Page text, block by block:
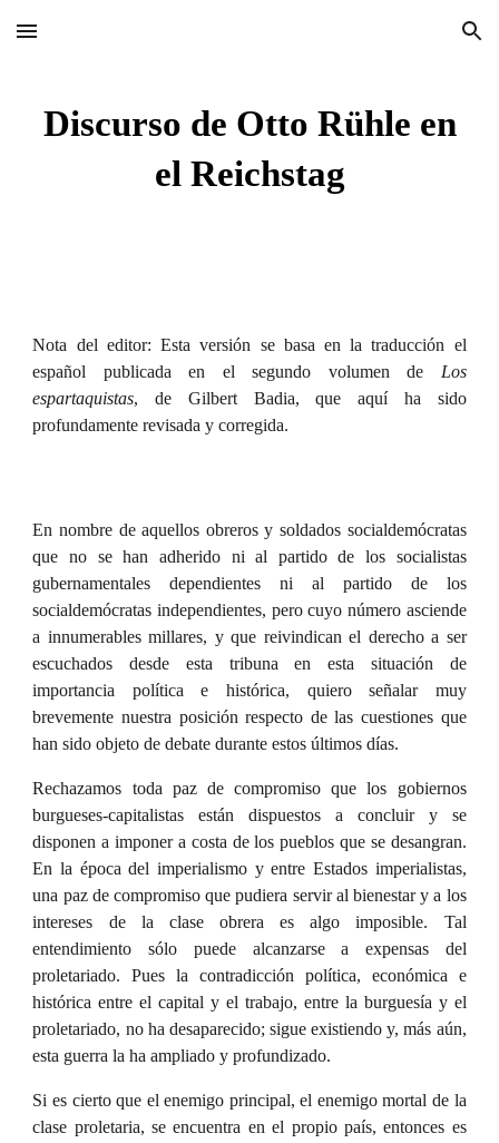
Skip to main content Skip to navigation
Discurso de Otto Rühle en
el Reichstag
Nota del editor: Esta versión se basa en la traducción el
español publicada en el segundo volumen de Los
espartaquistas, de Gilbert Badia, que aquí ha sido
profundamente revisada y corregida.
En nombre de aquellos obreros y soldados socialdemócratas
que no se han adherido ni al partido de los socialistas
gubernamentales dependientes ni al partido de los
socialdemócratas independientes, pero cuyo número asciende
a innumerables millares, y que reivindican el derecho a ser
escuchados desde esta tribuna en esta situación de
importancia política e histórica, quiero señalar muy
brevemente nuestra posición respecto de las cuestiones que
han sido objeto de debate durante estos últimos días.
Rechazamos toda paz de compromiso que los gobiernos
burgueses-capitalistas están dispuestos a concluir y se
disponen a imponer a costa de los pueblos que se desangran.
En la época del imperialismo y entre Estados imperialistas,
una paz de compromiso que pudiera servir al bienestar y a los
intereses de la clase obrera es algo imposible. Tal
entendimiento sólo puede alcanzarse a expensas del
proletariado. Pues la contradicción política, económica e
histórica entre el capital y el trabajo, entre la burguesía y el
proletariado, no ha desaparecido; sigue existiendo y, más aún,
esta guerra la ha ampliado y profundizado.
Si es cierto que el enemigo principal, el enemigo mortal de la
clase proletaria, se encuentra en el propio país, entonces es